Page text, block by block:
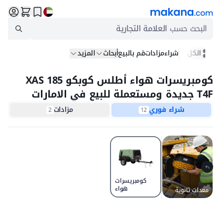
البحث حسب العلامة التجارية
الكل شراءمزاداتقم بالبيعأبحاث المزيد
كومبريسرات هواء أطلس كوبكو XAS 185
T4F جديدة ومستعملة للبيع في الامارات
شراء فوري 12 مزادات 2
معدات ثانوية
كومبريسرات
هواء